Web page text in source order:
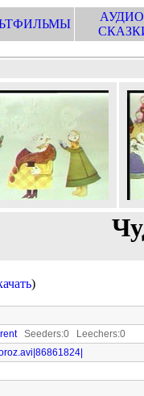
)
Seeders:0 Leechers:0